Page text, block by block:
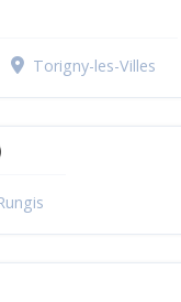
Torigny-les-Villes